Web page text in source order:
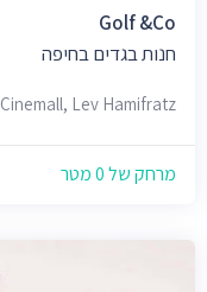
Golf &Co
חנות בגדים בחיפה
Cinemall, Lev Hamifratz, חיפה
מרחק של 0 מטר